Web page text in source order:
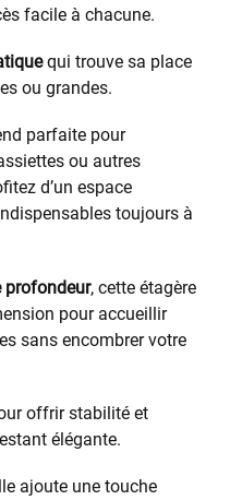
facile à chacune.
qui trouve sa place
ou grandes.
parfaite pour
ou autres
d’un espace
toujours à
profondeur, cette étagère
pour accueillir
sans encombrer votre
offrir stabilité et
élégante.
ajoute une touche